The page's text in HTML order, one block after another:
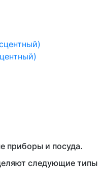
приборы и посуда.
следующие типы